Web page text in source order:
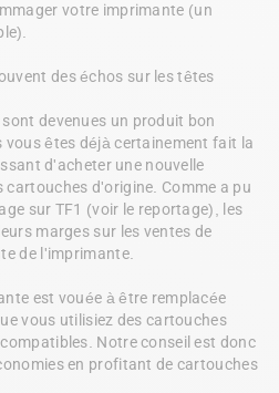
votre imprimante (un
des échos sur les têtes
devenues un produit bon
vous êtes déjà certainement fait la
d'acheter une nouvelle
cartouches d'origine. Comme a pu
sur TF1 (voir le reportage), les
marges sur les ventes de
de l'imprimante.
est vouée à être remplacée
vous utilisiez des cartouches
Notre conseil est donc
en profitant de cartouches